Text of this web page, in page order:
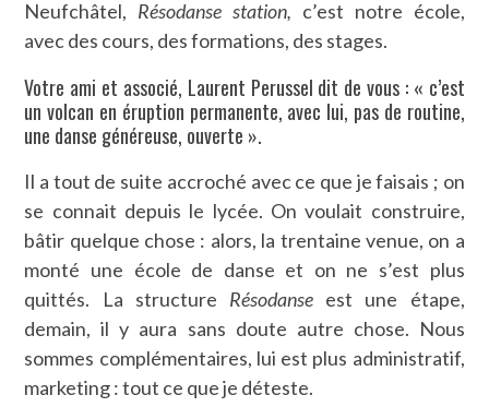
Neufchâtel, Résodanse station, c’est notre école,
avec des cours, des formations, des stages.
Votre ami et associé, Laurent Perussel dit de vous : « c’est
un volcan en éruption permanente, avec lui, pas de routine,
une danse généreuse, ouverte ».
Il a tout de suite accroché avec ce que je faisais ; on
se connait depuis le lycée. On voulait construire,
bâtir quelque chose : alors, la trentaine venue, on a
monté une école de danse et on ne s’est plus
quittés. La structure Résodanse est une étape,
demain, il y aura sans doute autre chose. Nous
sommes complémentaires, lui est plus administratif,
marketing : tout ce que je déteste.